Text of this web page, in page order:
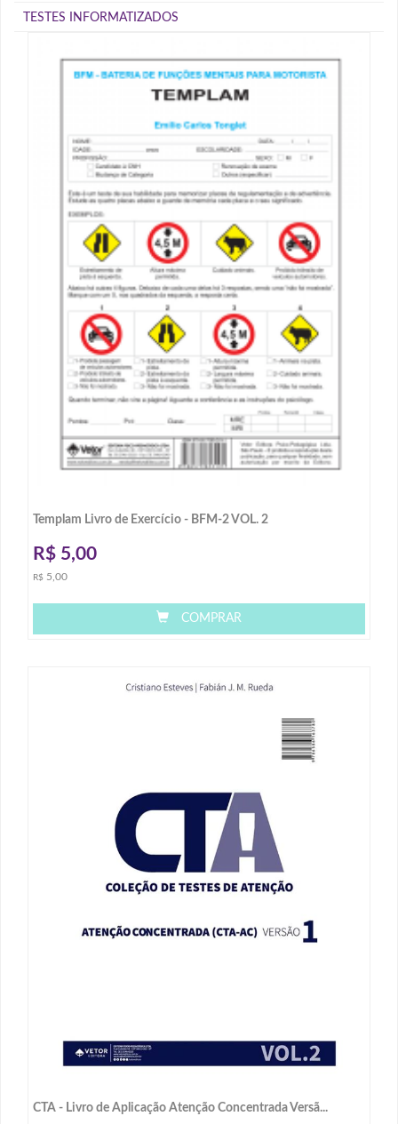
TESTES INFORMATIZADOS
Templam Livro de Exercício - BFM-2 VOL. 2
R$ 5,00
R$ 5,00
COMPRAR
CTA - Livro de Aplicação Atenção Concentrada Versã...